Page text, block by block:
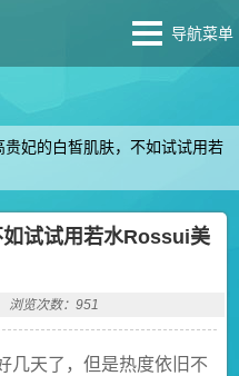
导航菜单
贵妃的白皙肌肤，不如试试用若
试试用若水Rossui美
浏览次数：951
几天了，但是热度依旧不